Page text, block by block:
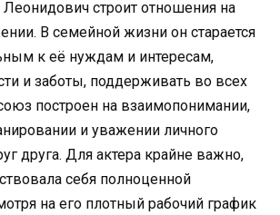
строит отношения на
В семейной жизни он старается
к её нуждам и интересам,
и заботы, поддерживать во всех
построен на взаимопонимании,
и уважении личного
друга. Для актера крайне важно,
себя полноценной
на его плотный рабочий график